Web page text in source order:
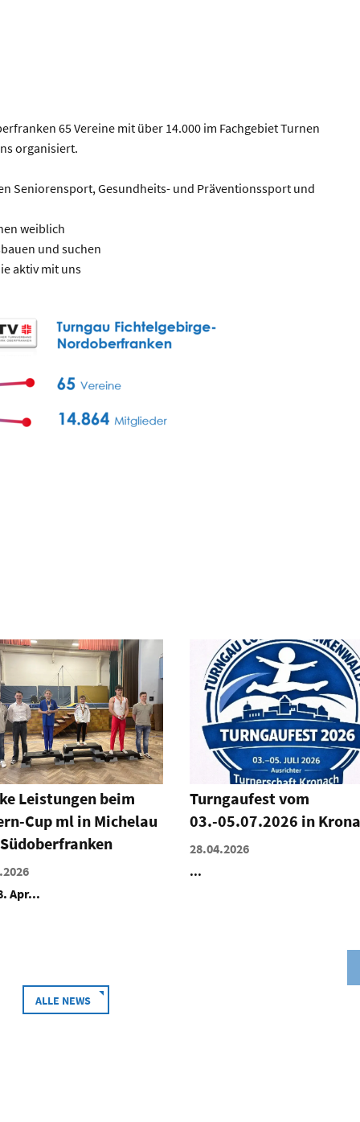
65 Vereine mit über 14.000 im Fachgebiet Turnen
organisiert.
Seniorensport, Gesundheits- und Präventionssport und
weiblich
und suchen
aktiv mit uns
vom
in Kronach
ASV Marktleuthen
sich - wieder
24.04.2026
Ein aufregendes und
ALLE NEWS